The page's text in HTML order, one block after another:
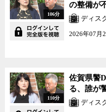
このように十分な外部からの
に基づいて、原発を再稼働させ
なる原子炉跡に新型の原子炉の
論した。
106分
の整備が
ディス
2026年07月
110分
佐賀県警
る、誰が
ディス